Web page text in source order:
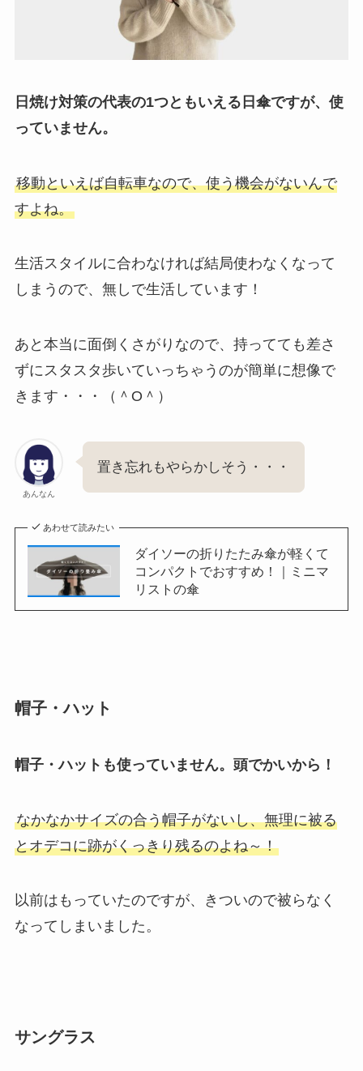
日焼け対策の代表の1つともいえる日傘ですが、使
っていません。
移動といえば自転車なので、使う機会がないんで
すよね。
生活スタイルに合わなければ結局使わなくなって
しまうので、無しで生活しています！
あと本当に面倒くさがりなので、持ってても差さ
ずにスタスタ歩いていっちゃうのが簡単に想像で
きます・・・（＾O＾）
あんなん
置き忘れもやらかしそう・・・
あわせて読みたい
ダイソーの折りたたみ傘が軽くて
コンパクトでおすすめ！｜ミニマ
リストの傘
帽子・ハット
帽子・ハットも使っていません。頭でかいから！
なかなかサイズの合う帽子がないし、無理に被る
とオデコに跡がくっきり残るのよね～！
以前はもっていたのですが、きついので被らなく
なってしまいました。
サングラス